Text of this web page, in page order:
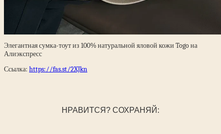
Элегантная сумка-тоут из 100% натуральной яловой кожи Togo на
Алиэкспресс
Ссылка: https://fas.st/2XJkn
НРАВИТСЯ? СОХРАНЯЙ: